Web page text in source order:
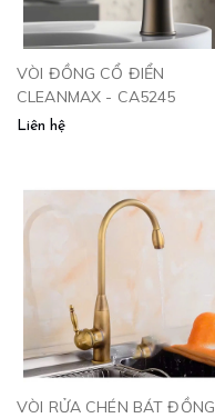
VÒI ĐỒNG CỔ ĐIỂN
CLEANMAX - CA5245
Liên hệ
VÒI RỬA CHÉN BÁT ĐỒNG